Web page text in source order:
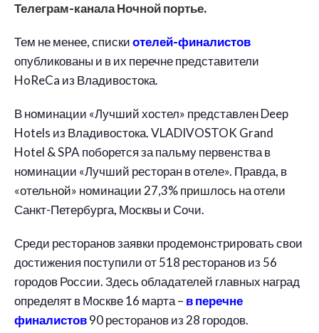
Телеграм-канала Ночной портье.
Тем не менее, спискиотелей-финалистов
опубликованы и в их перечне представители
HoReCa из Владивостока.
В номинации «Лучший хостел» представлен Deep
Hotels из Владивостока. VLADIVOSTOK Grand
Hotel & SPA поборется за пальму первенства в
номинации «Лучший ресторан в отеле». Правда, в
«отельной» номинации 27,3% пришлось на отели
Санкт-Петербурга, Москвы и Сочи.
Среди ресторанов заявки продемонстрировать свои
достижения поступили от 518 ресторанов из 56
городов России. Здесь обладателей главных наград
определят в Москве 16 марта – в перечне
финалистов90 ресторанов из 28 городов.